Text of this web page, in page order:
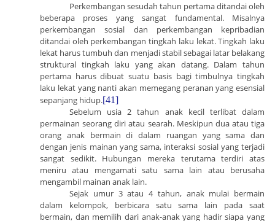
Perkembangan sesudah tahun pertama ditandai oleh
beberapa proses yang sangat fundamental. Misalnya
perkembangan sosial dan perkembangan kepribadian
ditandai oleh perkembangan tingkah laku lekat. Tingkah laku
lekat harus tumbuh dan menjadi stabil sebagai latar belakang
struktural tingkah laku yang akan datang. Dalam tahun
pertama harus dibuat suatu basis bagi timbulnya tingkah
laku lekat yang nanti akan memegang peranan yang esensial
sepanjang hidup.[41]
Sebelum usia 2 tahun anak kecil terlibat dalam
permainan seorang diri atau searah. Meskipun dua atau tiga
orang anak bermain di dalam ruangan yang sama dan
dengan jenis mainan yang sama, interaksi sosial yang terjadi
sangat sedikit. Hubungan mereka terutama terdiri atas
meniru atau mengamati satu sama lain atau berusaha
mengambil mainan anak lain.
Sejak umur 3 atau 4 tahun, anak mulai bermain
dalam kelompok, berbicara satu sama lain pada saat
bermain, dan memilih dari anak-anak yang hadir siapa yang